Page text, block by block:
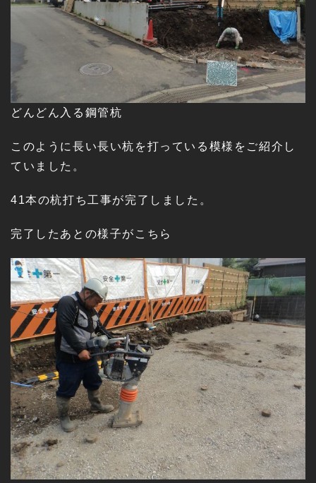
どんどん入る鋼管杭
このように長い長い杭を打っている模様をご紹介し
ていました。
41本の杭打ち工事が完了しました。
完了したあとの様子がこちら